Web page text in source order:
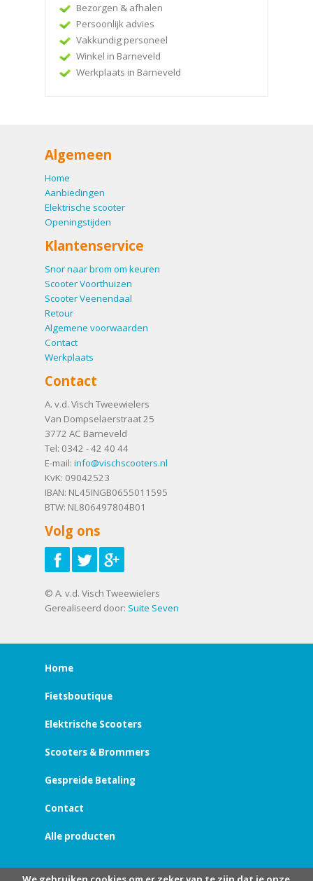
Bezorgen & afhalen
Persoonlijk advies
Vakkundig personeel
Winkel in Barneveld
Werkplaats in Barneveld
Algemeen
Home
Aanbiedingen
Elektrische scooter
Openingstijden
Klantenservice
Snor naar brom om keuren
Scooter Voorthuizen
Scooter Veenendaal
Retour
Algemene voorwaarden
Contact
Werkplaats
Contact
A. v.d. Visch Tweewielers
Van Dompselaerstraat 25
3772 AC Barneveld
Tel: 0342 - 42 40 44
E-mail: info@vischscooters.nl
KvK: 09042523
IBAN: NL45INGB0655011595
BTW: NL806497804B01
Volg ons
© A. v.d. Visch Tweewielers
Gerealiseerd door: Suite Seven
Home
Fietsboutique
Elektrische Scooters
Scooters & Brommers
Gespreide Betaling
Contact
Alle producten